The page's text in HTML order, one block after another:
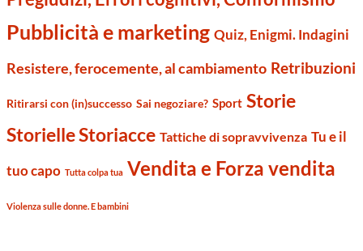
Pubblicità e marketing Quiz, Enigmi. Indagini
Resistere, ferocemente, al cambiamento Retribuzioni
Ritirarsi con (in)successo Sai negoziare? Sport Storie
Storielle Storiacce Tattiche di sopravvivenza Tu e il
tuo capo Tutta colpa tua Vendita e Forza vendita
Violenza sulle donne. E bambini